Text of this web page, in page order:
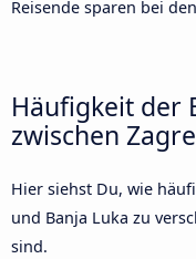
Reisende sparen bei
Häufigkeit der
zwischen
Hier siehst Du, wie
und Banja Luka zu
sind.